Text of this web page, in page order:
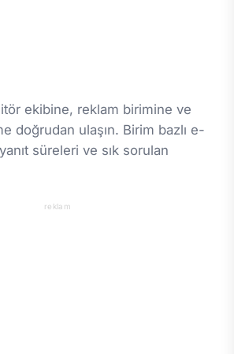
ekibine, reklam birimine ve
doğrudan ulaşın. Birim bazlı e-
süreleri ve sık sorulan
reklam